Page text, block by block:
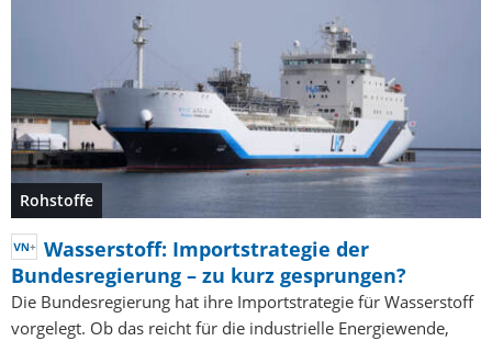
Rohstoffe
Wasserstoff: Importstrategie der
Bundesregierung – zu kurz gesprungen?
Die Bundesregierung hat ihre Importstrategie für Wasserstoff
vorgelegt. Ob das reicht für die industrielle Energiewende,